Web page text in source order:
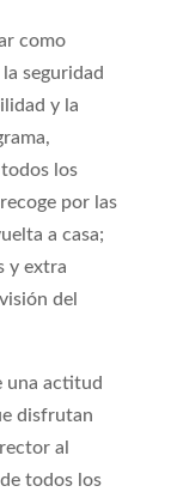
como
seguridad
y la
los
por las
a casa;
y extra
del
una actitud
disfrutan
al
todos los